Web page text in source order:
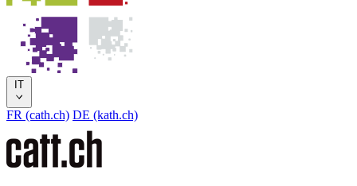
IT
FR (cath.ch) DE (kath.ch)